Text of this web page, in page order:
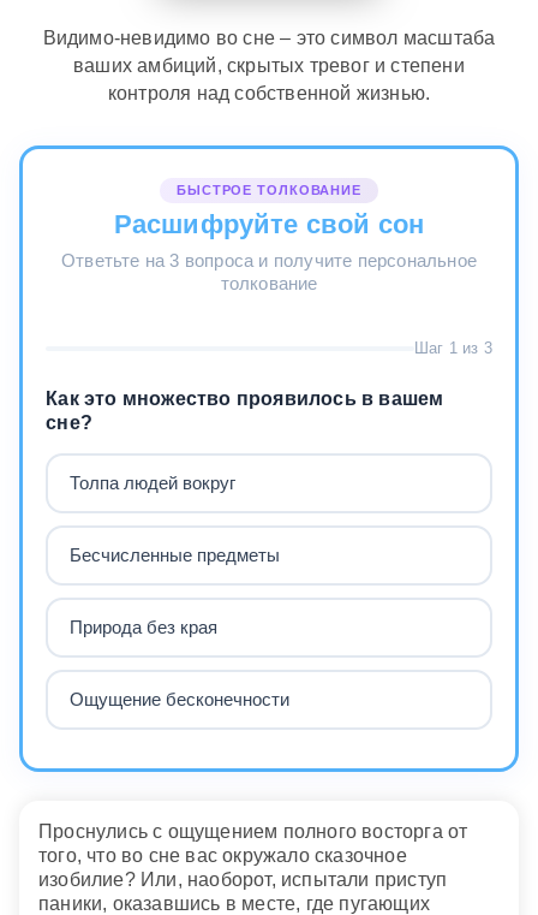
Видимо-невидимо во сне – это символ масштаба
ваших амбиций, скрытых тревог и степени
контроля над собственной жизнью.
БЫСТРОЕ ТОЛКОВАНИЕ
Расшифруйте свой сон
Ответьте на 3 вопроса и получите персональное
толкование
Шаг 1 из 3
Как это множество проявилось в вашем
сне?
Толпа людей вокруг
Бесчисленные предметы
Природа без края
Ощущение бесконечности
Проснулись с ощущением полного восторга от
того, что во сне вас окружало сказочное
изобилие? Или, наоборот, испытали приступ
паники, оказавшись в месте, где пугающих